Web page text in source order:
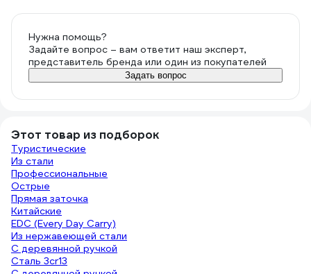
Нужна помощь?
Задайте вопрос – вам ответит наш эксперт,
представитель бренда или один из покупателей
Задать вопрос
Этот товар из подборок
Туристические
Из стали
Профессиональные
Острые
Прямая заточка
Китайские
EDC (Every Day Carry)
Из нержавеющей стали
C деревянной ручкой
Сталь 3cr13